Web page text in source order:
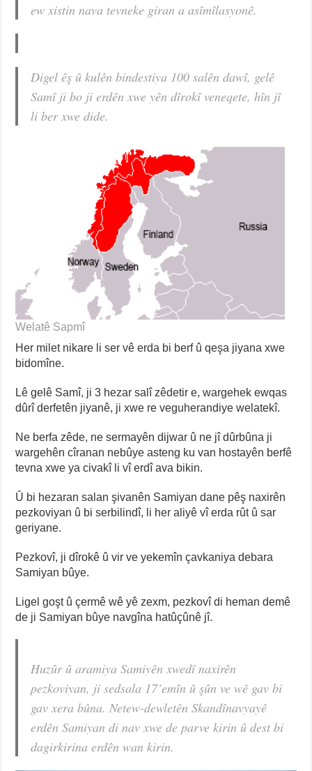
ew xistin nava tevneke giran a asîmîlasyonê.
Digel êş û kulên bindestiya 100 salên dawî, gelê
Samî ji bo ji erdên xwe yên dîrokî veneqete, hîn jî
li ber xwe dide.
Welatê Sapmî
Her milet nikare li ser vê erda bi berf û qeşa jiyana xwe
bidomîne.
Lê gelê Samî, ji 3 hezar salî zêdetir e, wargehek ewqas
dûrî derfetên jiyanê, ji xwe re veguherandiye welatekî.
Ne berfa zêde, ne sermayên dijwar û ne jî dûrbûna ji
wargehên cîranan nebûye asteng ku van hostayên berfê
tevna xwe ya civakî li vî erdî ava bikin.
Û bi hezaran salan şivanên Samiyan dane pêş naxirên
pezkoviyan û bi serbilindî, li her aliyê vî erda rût û sar
geriyane.
Pezkovî, ji dîrokê û vir ve yekemîn çavkaniya debara
Samiyan bûye.
Ligel goşt û çermê wê yê zexm, pezkovî di heman demê
de ji Samiyan bûye navgîna hatûçûnê jî.
Huzûr û aramiya Samiyên xwedî naxirên
pezkoviyan, ji sedsala 17’emîn û şûn ve wê gav bi
gav xera bûna. Netew-dewletên Skandînavyayê
erdên Samiyan di nav xwe de parve kirin û dest bi
dagirkirina erdên wan kirin.